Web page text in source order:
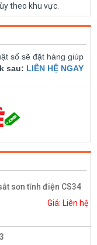
theo khu vực.
số sẽ đặt hàng giúp
sau: LIÊN HỆ NGAY
sơn tĩnh điện CS34
Giá: Liên hệ